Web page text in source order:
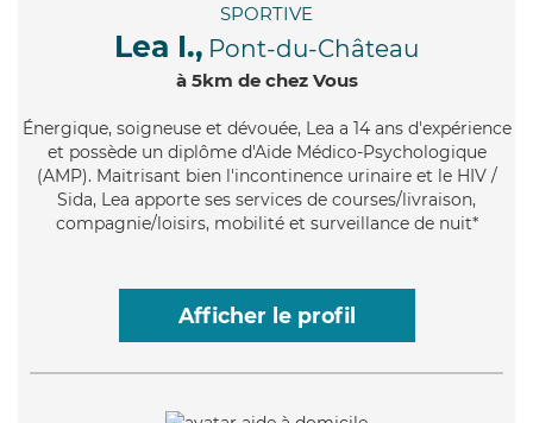
SPORTIVE
Lea I., Pont-du-Château
à 5km de chez Vous
Énergique, soigneuse et dévouée, Lea a 14 ans d'expérience
et possède un diplôme d'Aide Médico-Psychologique
(AMP). Maitrisant bien l'incontinence urinaire et le HIV /
Sida, Lea apporte ses services de courses/livraison,
compagnie/loisirs, mobilité et surveillance de nuit*
Afficher le profil